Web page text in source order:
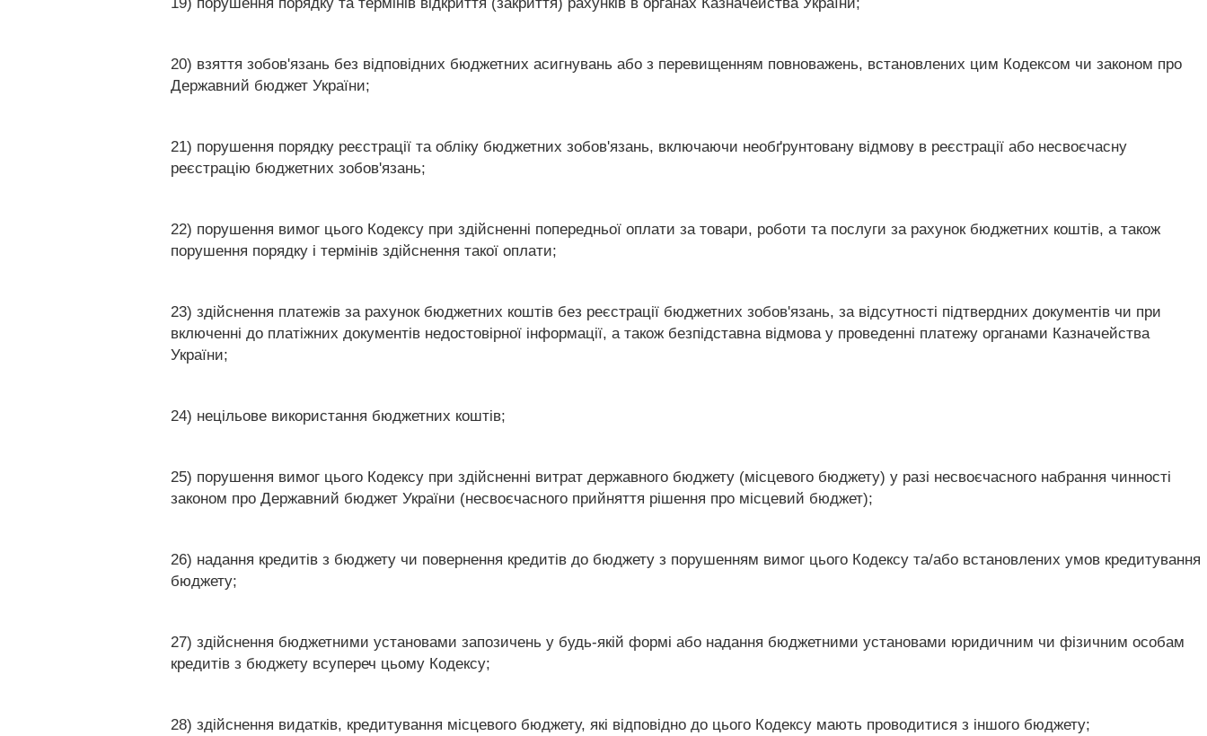
20) взяття зобов'язань без відповідних бюджетних асигнувань або з перевищенням повноважень, встановлених цим Кодексом чи законом про
Державний бюджет України;
21) порушення порядку реєстрації та обліку бюджетних зобов'язань, включаючи необґрунтовану відмову в реєстрації або несвоєчасну
реєстрацію бюджетних зобов'язань;
22) порушення вимог цього Кодексу при здійсненні попередньої оплати за товари, роботи та послуги за рахунок бюджетних коштів, а також
порушення порядку і термінів здійснення такої оплати;
23) здійснення платежів за рахунок бюджетних коштів без реєстрації бюджетних зобов'язань, за відсутності підтвердних документів чи при
включенні до платіжних документів недостовірної інформації, а також безпідставна відмова у проведенні платежу органами Казначейства
України;
24) нецільове використання бюджетних коштів;
25) порушення вимог цього Кодексу при здійсненні витрат державного бюджету (місцевого бюджету) у разі несвоєчасного набрання чинності
законом про Державний бюджет України (несвоєчасного прийняття рішення про місцевий бюджет);
26) надання кредитів з бюджету чи повернення кредитів до бюджету з порушенням вимог цього Кодексу та/або встановлених умов кредитування
бюджету;
27) здійснення бюджетними установами запозичень у будь-якій формі або надання бюджетними установами юридичним чи фізичним особам
кредитів з бюджету всупереч цьому Кодексу;
28) здійснення видатків, кредитування місцевого бюджету, які відповідно до цього Кодексу мають проводитися з іншого бюджету;